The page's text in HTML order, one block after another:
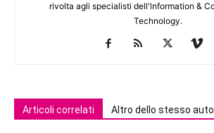
rivolta agli specialisti dell'lnformation &
Technology.
Articoli correlati Altro dello stesso